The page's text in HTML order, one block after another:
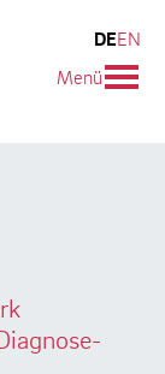
SUCHEN
DEEN
Menü